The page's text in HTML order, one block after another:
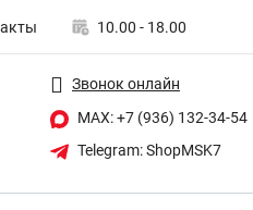
10.00 - 18.00
Звонок онлайн
MAX: +7 (936) 132-34-54
Telegram: ShopMSK7